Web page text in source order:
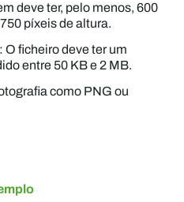
deve ter, pelo menos, 600
píxeis de altura.
ficheiro deve ter um
entre 50 KB e 2 MB.
como PNG ou